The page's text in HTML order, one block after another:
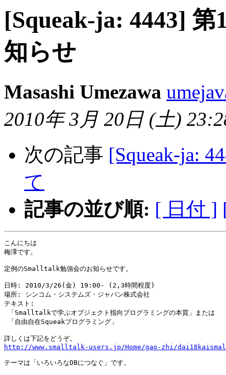
[Squeak-ja: 4443]
知らせ
Masashi Umezawa
2010年 3月 20日 (土)
次の記事 [Squeak-ja:
て
記事の並び順: [ 日付 ]
こんにちは
梅澤です。
定例のSmalltalk勉強会のお知らせです。
日時: 2010/3/26(金) 19:00- (2,3時間程度)
場所: シンコム・システムズ・ジャパン株式会社
テキスト:
「Smalltalkで学ぶオブジェクト指向プログラミングの本質」または
「自由自在Squeakプログラミング」
http://www.smalltalk-users.jp/Home/gao-zhi/
テーマは「いろいろなDBにつなぐ」です。